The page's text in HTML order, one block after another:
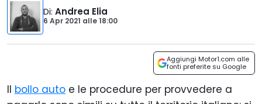
Di: Andrea Elia
6 Apr 2021 alle18:00
Aggiungi Motor1.com alle
fonti preferite su Google
Il bollo auto e le procedure per provvedere a